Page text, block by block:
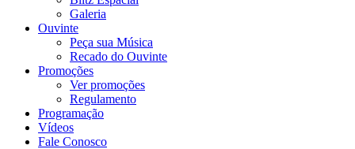
Galeria
Ouvinte
Peça sua Música
Recado do Ouvinte
Promoções
Ver promoções
Regulamento
Programação
Vídeos
Fale Conosco